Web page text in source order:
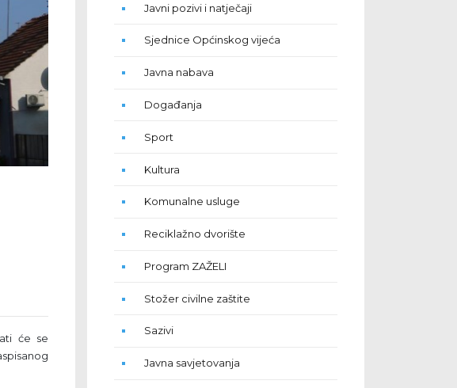
će se
Javni pozivi i natječaji
Sjednice Općinskog vijeća
Javna nabava
Događanja
Sport
Kultura
Komunalne usluge
Reciklažno dvorište
Program ZAŽELI
Stožer civilne zaštite
Sazivi
Javna savjetovanja